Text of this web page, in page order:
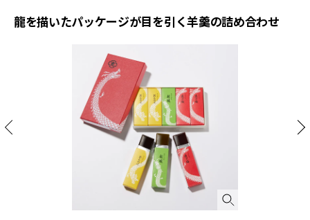
龍を描いたパッケージが目を引く羊羹の詰め合わせ